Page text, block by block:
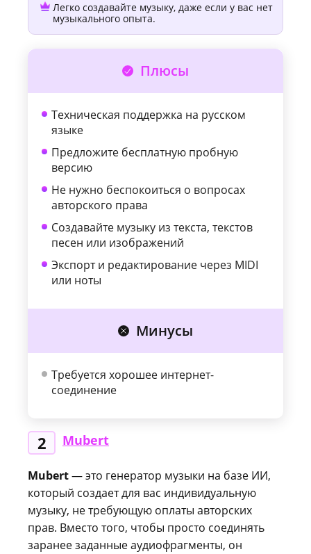
Легко создавайте музыку, даже если у вас нет
музыкального опыта.
Плюсы
Техническая поддержка на русском
языке
Предложите бесплатную пробную
версию
Не нужно беспокоиться о вопросах
авторского права
Создавайте музыку из текста, текстов
песен или изображений
Экспорт и редактирование через MIDI
или ноты
Минусы
Требуется хорошее интернет-
соединение
2 Mubert
Mubert— это генератор музыки на базе ИИ,
который создает для вас индивидуальную
музыку, не требующую оплаты авторских
прав. Вместо того, чтобы просто соединять
заранее заданные аудиофрагменты, он